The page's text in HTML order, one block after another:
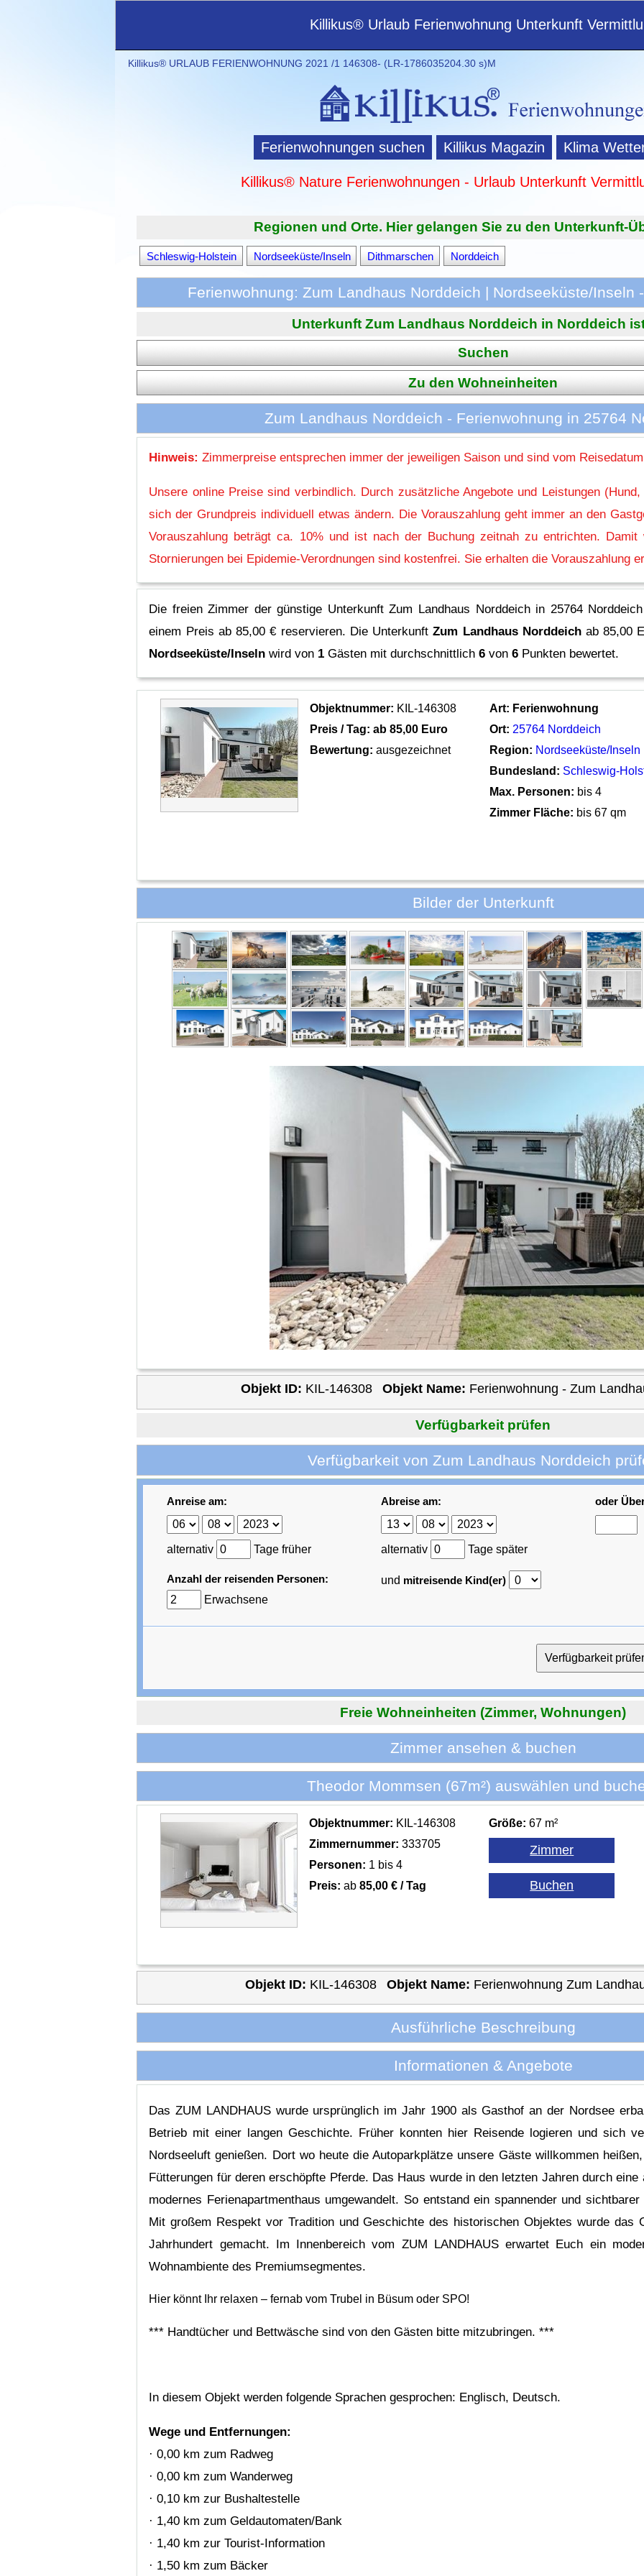
Killikus® Urlaub Ferienwohnung Unterkunft
Killikus® URLAUB FERIENWOHNUNG 2021 /1 146308- (LR-1786035204.30 s)M
Ferienwohnungen suchen Killikus Magazin Klima
Killikus® Nature Ferienwohnungen - Urlaub Unterkunft
Regionen und Orte. Hier gelangen Sie zu den Unterkunft-
Schleswig-Holstein Nordseeküste/Inseln Dithmarschen Norddeich
Ferienwohnung: Zum Landhaus Norddeich | Nordseeküste/Inseln
Unterkunft Zum Landhaus Norddeich in Norddeich
Suchen
Zu den Wohneinheiten
Zum Landhaus Norddeich - Ferienwohnung in 25764
Hinweis: Zimmerpreise entsprechen immer der jeweiligen Saison und sind vom
Unsere online Preise sind verbindlich. Durch zusätzliche Angebote und Leistungen
sich der Grundpreis individuell etwas ändern. Die Vorauszahlung geht immer an den
Vorauszahlung beträgt ca. 10% und ist nach der Buchung zeitnah zu entrichten.
Stornierungen bei Epidemie-Verordnungen sind kostenfrei. Sie erhalten die Vorauszahlung
Die freien Zimmer der günstige Unterkunft Zum Landhaus Norddeich in 25764
einem Preis ab 85,00 € reservieren. Die UnterkunftZum Landhaus Norddeichab 85,00
Nordseeküste/Inseln wird von 1 Gästen mit durchschnittlich6 von6 Punkten bewertet.
Objektnummer: KIL-146308
Preis / Tag: ab 85,00 Euro
Bewertung: ausgezeichnet
Art: Ferienwohnung
Ort: 25764 Norddeich
Region: Nordseeküste/Inseln
Bundesland: Schleswig-
Max. Personen: bis 4
Zimmer Fläche: bis 67 qm
Bilder der Unterkunft
Objekt ID: KIL-146308 Objekt Name: Ferienwohnung - Zum
Verfügbarkeit prüfen
Verfügbarkeit von Zum Landhaus Norddeich
Anreise am:
alternativ Tage früher
Abreise am:
alternativ Tage später
oder
Anzahl der reisenden Personen:
Erwachsene
und mitreisende Kind(er)
Freie Wohneinheiten (Zimmer, Wohnungen)
Zimmer ansehen & buchen
Theodor Mommsen (67m²) auswählen und
Objektnummer: KIL-146308
Zimmernummer: 333705
Personen: 1 bis 4
Preis: ab85,00 € / Tag
Größe: 67 m²
Objekt ID: KIL-146308 Objekt Name: Ferienwohnung Zum
Ausführliche Beschreibung
Informationen & Angebote
Das ZUM LANDHAUS wurde ursprünglich im Jahr 1900 als Gasthof an der Nordsee
Betrieb mit einer langen Geschichte. Früher konnten hier Reisende logieren und sich
Nordseeluft genießen. Dort wo heute die Autoparkplätze unsere Gäste willkommen
Fütterungen für deren erschöpfte Pferde. Das Haus wurde in den letzten Jahren durch
modernes Ferienapartmenthaus umgewandelt. So entstand ein spannender und
Mit großem Respekt vor Tradition und Geschichte des historischen Objektes wurde das
Jahrhundert gemacht. Im Innenbereich vom ZUM LANDHAUS erwartet Euch ein
Wohnambiente des Premiumsegmentes.
Hier könnt Ihr relaxen – fernab vom Trubel in Büsum oder SPO!
*** Handtücher und Bettwäsche sind von den Gästen bitte mitzubringen. ***
In diesem Objekt werden folgende Sprachen gesprochen: Englisch, Deutsch.
Wege und Entfernungen:
· 0,00 km zum Radweg
· 0,00 km zum Wanderweg
· 0,10 km zur Bushaltestelle
· 1,40 km zum Geldautomaten/Bank
· 1,40 km zur Tourist-Information
· 1,50 km zum Bäcker